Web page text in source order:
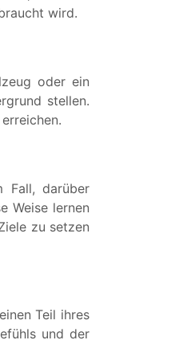
wird.
oder ein
stellen.
Fall, darüber
Weise lernen
zu setzen
Teil ihres
und der